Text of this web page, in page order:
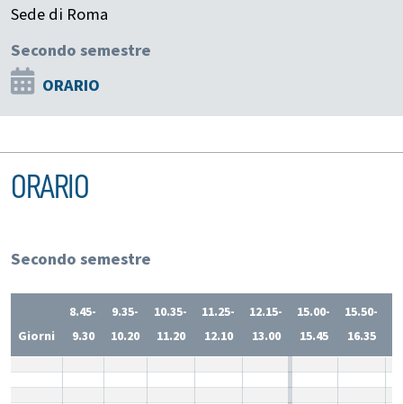
Sede di Roma
Secondo semestre
ORARIO
ORARIO
Secondo semestre
Giorni
8.45-
9.30
9.35-
10.20
10.35-
11.20
11.25-
12.10
12.15-
13.00
15.00-
15.45
15.50-
16.35